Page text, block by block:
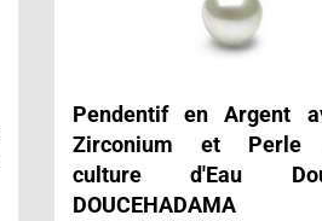
Pendentif en Argent
Zirconium et Perle
culture d'Eau
DOUCEHADAMA